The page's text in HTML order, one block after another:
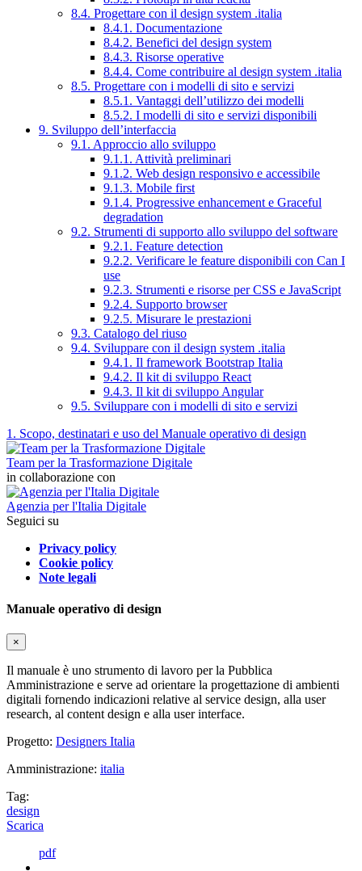
8.4. Progettare con il design system .italia
8.4.1. Documentazione
8.4.2. Benefici del design system
8.4.3. Risorse operative
8.4.4. Come contribuire al design system .italia
8.5. Progettare con i modelli di sito e servizi
8.5.1. Vantaggi dell’utilizzo dei modelli
8.5.2. I modelli di sito e servizi disponibili
9. Sviluppo dell’interfaccia
9.1. Approccio allo sviluppo
9.1.1. Attività preliminari
9.1.2. Web design responsivo e accessibile
9.1.3. Mobile first
9.1.4. Progressive enhancement e Graceful
degradation
9.2. Strumenti di supporto allo sviluppo del software
9.2.1. Feature detection
9.2.2. Verificare le feature disponibili con Can I
use
9.2.3. Strumenti e risorse per CSS e JavaScript
9.2.4. Supporto browser
9.2.5. Misurare le prestazioni
9.3. Catalogo del riuso
9.4. Sviluppare con il design system .italia
9.4.1. Il framework Bootstrap Italia
9.4.2. Il kit di sviluppo React
9.4.3. Il kit di sviluppo Angular
9.5. Sviluppare con i modelli di sito e servizi
1. Scopo, destinatari e uso del Manuale operativo di design
Team per la Trasformazione Digitale
in collaborazione con
Agenzia per l'Italia Digitale
Seguici su
Privacy policy
Cookie policy
Note legali
Manuale operativo di design
×
Il manuale è uno strumento di lavoro per la Pubblica
Amministrazione e serve ad orientare la progettazione di ambienti
digitali fornendo indicazioni relative al service design, alla user
research, al content design e alla user interface.
Progetto: Designers Italia
Amministrazione: italia
Tag:
design
Scarica
pdf